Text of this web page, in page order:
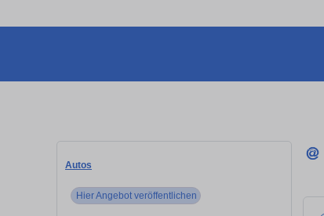
Autos
Hier Angebot veröffentlichen